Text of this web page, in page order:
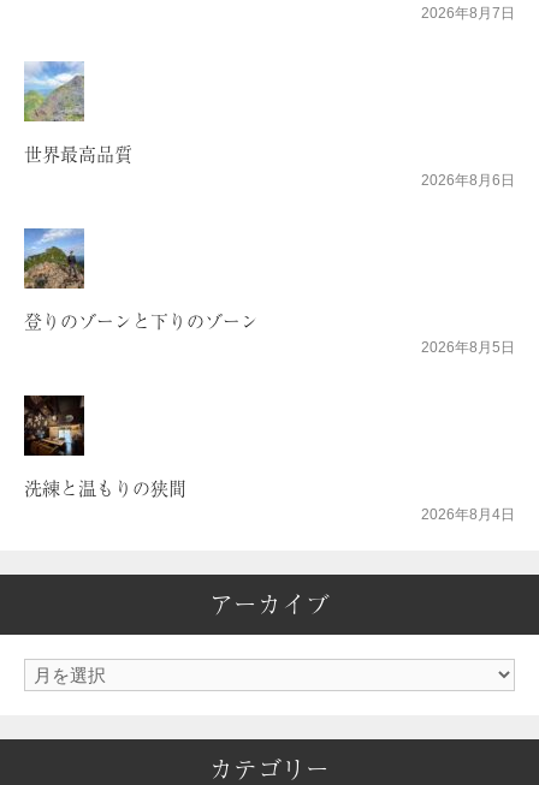
2026年8月7日
世界最高品質
2026年8月6日
登りのゾーンと下りのゾーン
2026年8月5日
洗練と温もりの狭間
2026年8月4日
アーカイブ
ア
カテゴリー